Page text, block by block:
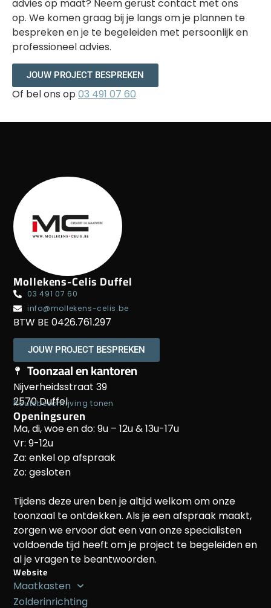
advies op maat? Neem gerust contact met ons
op. We komen graag bij je langs om je plannen te
bespreken en je te begeleiden met persoonlijk en
professioneel advies.
JOUW PROJECT BESPREKEN
Of bel ons op 03 491 07 60
Mollekens-Celis Duffel
03 491 07 60
info@mollekens-celis.be
BTW BE 0426.761.297
JOUW PROJECT BESPREKEN
Toonzaal en kantoren
Nijverheidsstraat 39
2570 Duffel
Routebeschrijving tonen
Openingsuren
Ma, di, woe en do: 9u – 12u & 13u-17u
Vr: 9-12u
Za: enkel op afspraak
Zo: gesloten
Tijdens deze uren ben je altijd welkom om onze
toonzaal te ontdekken. Als je een afspraak maakt,
zorgen we ervoor dat een van onze specialisten
voldoende tijd heeft om je project te begeleiden en
al je vragen te beantwoorden.
Website
Maatkasten
Zolderinrichting